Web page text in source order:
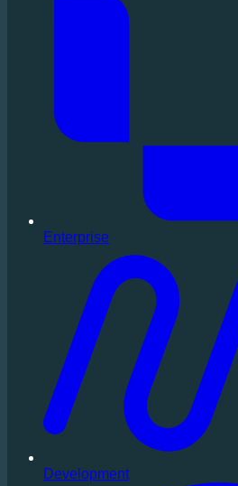
Enterprise
Development